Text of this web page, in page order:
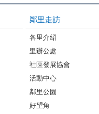
鄰里走訪
各里介紹
里辦公處
社區發展協會
活動中心
鄰里公園
好望角